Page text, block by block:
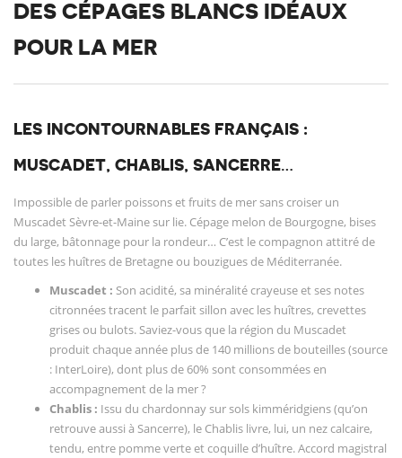
DES CÉPAGES BLANCS IDÉAUX
POUR LA MER
LES INCONTOURNABLES FRANÇAIS :
MUSCADET, CHABLIS, SANCERRE…
Impossible de parler poissons et fruits de mer sans croiser un
Muscadet Sèvre-et-Maine sur lie. Cépage melon de Bourgogne, bises
du large, bâtonnage pour la rondeur… C’est le compagnon attitré de
toutes les huîtres de Bretagne ou bouzigues de Méditerranée.
Muscadet : Son acidité, sa minéralité crayeuse et ses notes
citronnées tracent le parfait sillon avec les huîtres, crevettes
grises ou bulots. Saviez-vous que la région du Muscadet
produit chaque année plus de 140 millions de bouteilles (source
: InterLoire), dont plus de 60% sont consommées en
accompagnement de la mer ?
Chablis : Issu du chardonnay sur sols kimméridgiens (qu’on
retrouve aussi à Sancerre), le Chablis livre, lui, un nez calcaire,
tendu, entre pomme verte et coquille d’huître. Accord magistral